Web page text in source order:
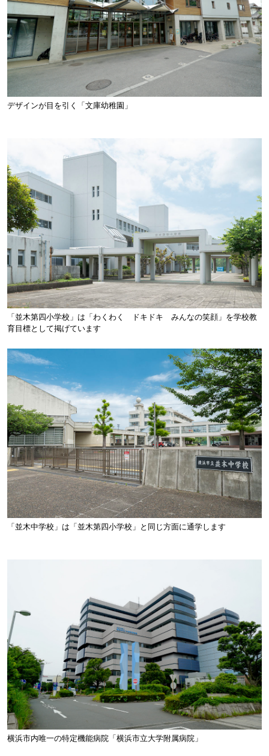
デザインが目を引く「文庫幼稚園」
「並木第四小学校」は「わくわく ドキドキ みんなの笑顔」を学校教
育目標として掲げています
「並木中学校」は「並木第四小学校」と同じ方面に通学します
横浜市内唯一の特定機能病院「横浜市立大学附属病院」